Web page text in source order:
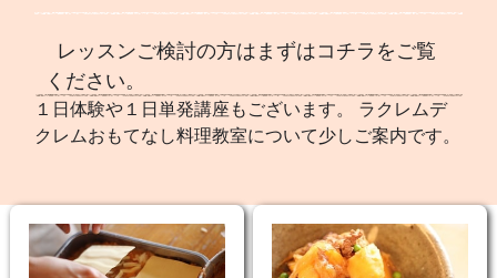
レッスンご検討の方はまずはコチラをご覧
ください。
１日体験や１日単発講座もございます。 ラクレムデ
クレムおもてなし料理教室について少しご案内です。